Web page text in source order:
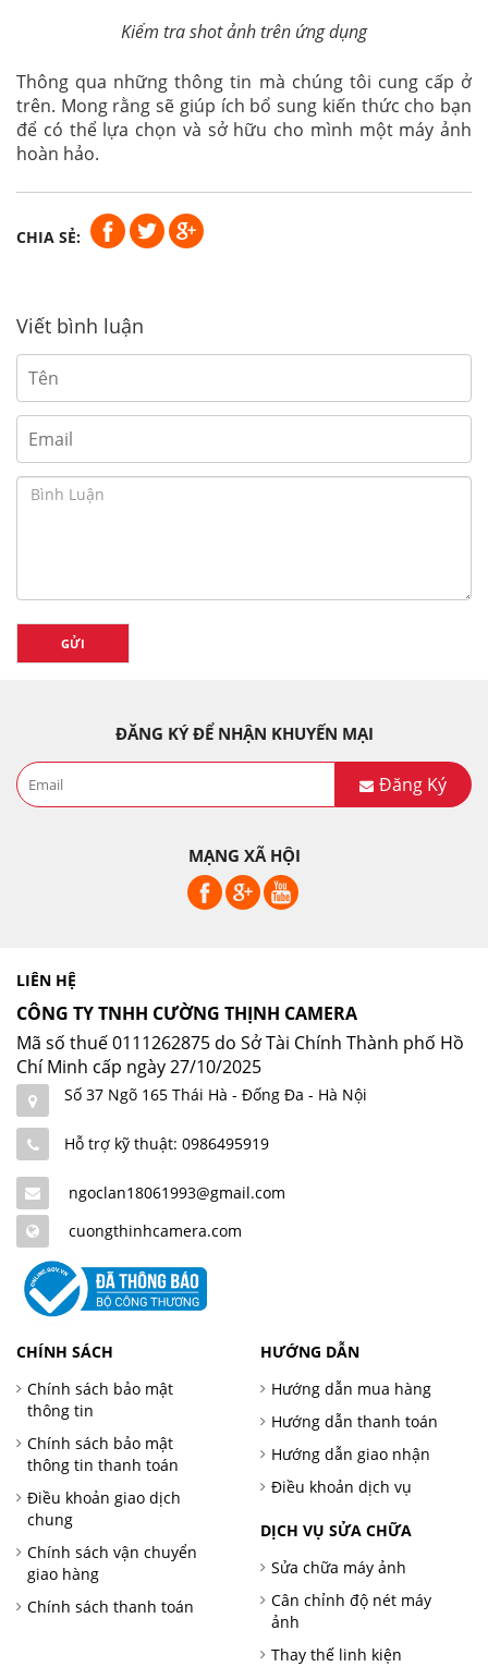
Kiểm tra shot ảnh trên ứng dụng
Thông qua những thông tin mà chúng tôi cung cấp ở
trên. Mong rằng sẽ giúp ích bổ sung kiến thức cho bạn
để có thể lựa chọn và sở hữu cho mình một máy ảnh
hoàn hảo.
CHIA SẺ:
Viết bình luận
GỬI
ĐĂNG KÝ ĐỂ NHẬN KHUYẾN MẠI
Đăng Ký
MẠNG XÃ HỘI
LIÊN HỆ
CÔNG TY TNHH CƯỜNG THỊNH CAMERA
Mã số thuế 0111262875 do Sở Tài Chính Thành phố Hồ
Chí Minh cấp ngày 27/10/2025
Số 37 Ngõ 165 Thái Hà - Đống Đa - Hà Nội
Hỗ trợ kỹ thuật: 0986495919
ngoclan18061993@gmail.com
cuongthinhcamera.com
CHÍNH SÁCH
Chính sách bảo mật
thông tin
Chính sách bảo mật
thông tin thanh toán
Điều khoản giao dịch
chung
Chính sách vận chuyển
giao hàng
Chính sách thanh toán
HƯỚNG DẪN
Hướng dẫn mua hàng
Hướng dẫn thanh toán
Hướng dẫn giao nhận
Điều khoản dịch vụ
DỊCH VỤ SỬA CHỮA
Sửa chữa máy ảnh
Cân chỉnh độ nét máy
ảnh
Thay thế linh kiện